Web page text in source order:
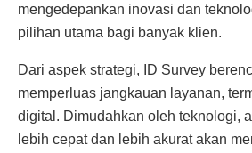
mengedepankan inovasi dan
pilihan utama bagi banyak klien.
Dari aspek strategi, ID Survey
memperluas jangkauan layanan,
digital. Dimudahkan oleh teknologi,
lebih cepat dan lebih akurat akan